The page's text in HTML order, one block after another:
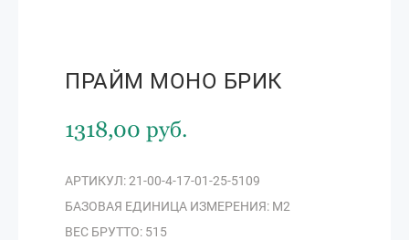
ПРАЙМ МОНО БРИК
1318,00 руб.
АРТИКУЛ: 21-00-4-17-01-25-5109
БАЗОВАЯ ЕДИНИЦА ИЗМЕРЕНИЯ: М2
ВЕС БРУТТО: 515